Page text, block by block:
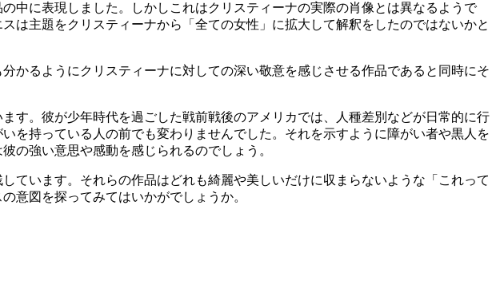
中に表現しました。しかしこれはクリスティーナの実際の肖像とは異なるようで
は主題をクリスティーナから「全ての女性」に拡大して解釈をしたのではないかと
かるようにクリスティーナに対しての深い敬意を感じさせる作品であると同時にそ
す。彼が少年時代を過ごした戦前戦後のアメリカでは、人種差別などが日常的に行
を持っている人の前でも変わりませんでした。それを示すように障がい者や黒人を
の強い意思や感動を感じられるのでしょう。
ています。それらの作品はどれも綺麗や美しいだけに収まらないような「これって
意図を探ってみてはいかがでしょうか。